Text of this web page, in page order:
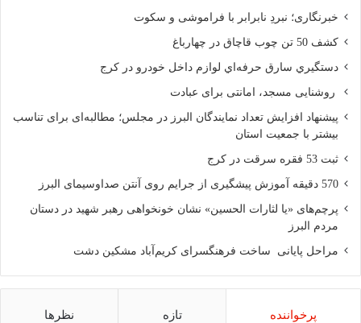
خبرنگاری؛ نبردِ نابرابر با فراموشی و سکوت
کشف 50 تن چوب قاچاق در چهارباغ
دستگيري سارق حرفه‌اي لوازم داخل خودرو در کرج
روشنایی مسجد، امانتی برای عبادت
پیشنهاد افزایش تعداد نمایندگان البرز در مجلس؛ مطالبه‌ای برای تناسب
بیشتر با جمعیت استان
ثبت 53 فقره سرقت در کرج
570 دقیقه آموزش پیشگیری از جرایم روی آنتن صداوسیمای البرز
پرچم‌های «یا لثارات الحسین» نشان خونخواهی رهبر شهید در دستان
مردم البرز
مراحل پایانی ساخت فرهنگسرای کریم‌آباد مشکین دشت
پرخواننده تازه نظرها